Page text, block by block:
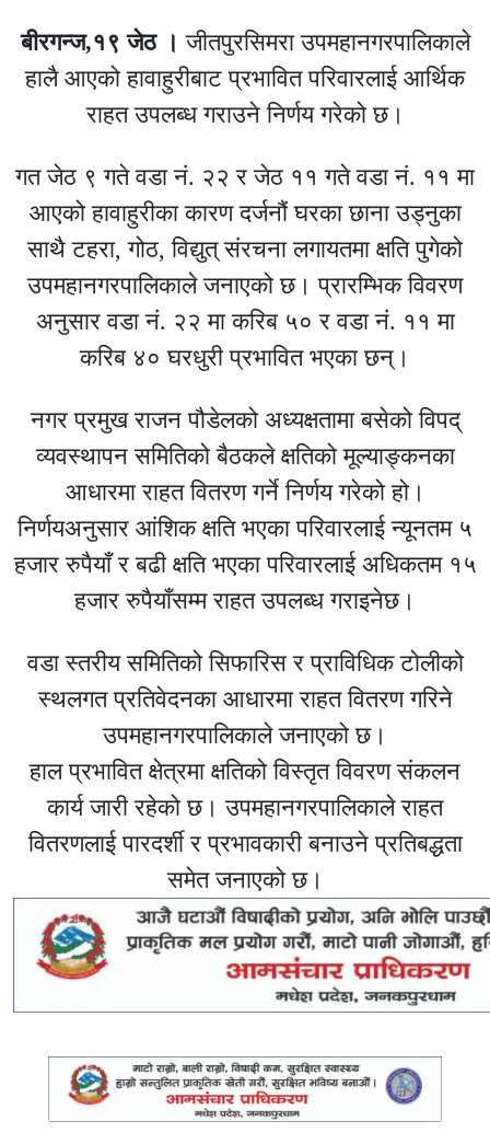
बीरगन्ज,१९ जेठ । जीतपुरसिमरा उपमहानगरपालिकाले
हालै आएको हावाहुरीबाट प्रभावित परिवारलाई आर्थिक
राहत उपलब्ध गराउने निर्णय गरेको छ।
गत जेठ ९ गते वडा नं. २२ र जेठ ११ गते वडा नं. ११ मा
आएको हावाहुरीका कारण दर्जनौं घरका छाना उड्नुका
साथै टहरा, गोठ, विद्युत् संरचना लगायतमा क्षति पुगेको
उपमहानगरपालिकाले जनाएको छ। प्रारम्भिक विवरण
अनुसार वडा नं. २२ मा करिब ५० र वडा नं. ११ मा
करिब ४० घरधुरी प्रभावित भएका छन्।
नगर प्रमुख राजन पौडेलको अध्यक्षतामा बसेको विपद्
व्यवस्थापन समितिको बैठकले क्षतिको मूल्याङ्कनका
आधारमा राहत वितरण गर्ने निर्णय गरेको हो।
निर्णयअनुसार आंशिक क्षति भएका परिवारलाई न्यूनतम ५
हजार रुपैयाँ र बढी क्षति भएका परिवारलाई अधिकतम १५
हजार रुपैयाँसम्म राहत उपलब्ध गराइनेछ।
वडा स्तरीय समितिको सिफारिस र प्राविधिक टोलीको
स्थलगत प्रतिवेदनका आधारमा राहत वितरण गरिने
उपमहानगरपालिकाले जनाएको छ।
हाल प्रभावित क्षेत्रमा क्षतिको विस्तृत विवरण संकलन
कार्य जारी रहेको छ। उपमहानगरपालिकाले राहत
वितरणलाई पारदर्शी र प्रभावकारी बनाउने प्रतिबद्धता
समेत जनाएको छ।